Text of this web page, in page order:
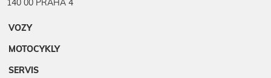
140 00 PRAHA 4
VOZY
MOTOCYKLY
SERVIS